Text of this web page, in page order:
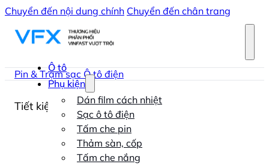
Chuyển đến nội dung chính Chuyển đến chân trang
Ô tô
Phụ kiện
Dán film cách nhiệt
Sạc ô tô điện
Tấm che pin
Thảm sàn, cốp
Tấm che nắng
Pin & Trạm sạc Ô tô điện
Tiết kiệm chi phí